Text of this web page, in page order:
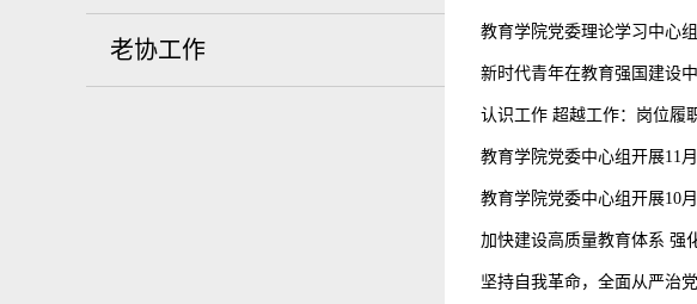
老协工作
教育学院党委理论学习中心
新时代青年在教育强国建设
认识工作 超越工作：岗位
教育学院党委中心组开展11
教育学院党委中心组开展10
加快建设高质量教育体系
坚持自我革命，全面从严治